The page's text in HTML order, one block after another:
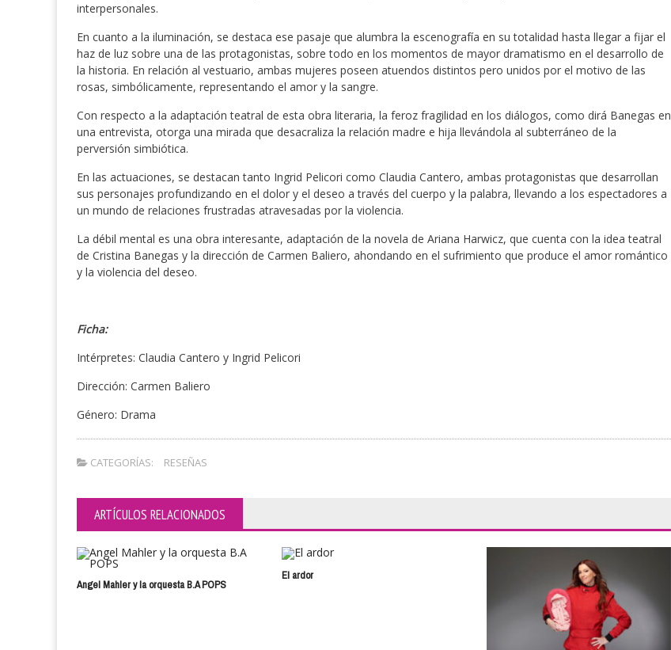
interpersonales.
En cuanto a la iluminación, se destaca ese pasaje que alumbra la escenografía en su totalidad hasta llegar a fijar el
haz de luz sobre una de las protagonistas, sobre todo en los momentos de mayor dramatismo en el desarrollo de
la historia. En relación al vestuario, ambas mujeres poseen atuendos distintos pero unidos por el motivo de las
rosas, simbólicamente, representando el amor y la sangre.
Con respecto a la adaptación teatral de esta obra literaria, la feroz fragilidad en los diálogos, como dirá Banegas en
una entrevista, otorga una mirada que desacraliza la relación madre e hija llevándola al subterráneo de la
perversión simbiótica.
En las actuaciones, se destacan tanto Ingrid Pelicori como Claudia Cantero, ambas protagonistas que desarrollan
sus personajes profundizando en el dolor y el deseo a través del cuerpo y la palabra, llevando a los espectadores a
un mundo de relaciones frustradas atravesadas por la violencia.
La débil mental es una obra interesante, adaptación de la novela de Ariana Harwicz, que cuenta con la idea teatral
de Cristina Banegas y la dirección de Carmen Baliero, ahondando en el sufrimiento que produce el amor romántico
y la violencia del deseo.
Ficha:
Intérpretes: Claudia Cantero y Ingrid Pelicori
Dirección: Carmen Baliero
Género: Drama
CATEGORÍAS: RESEÑAS
ARTÍCULOS RELACIONADOS
Angel Mahler y la orquesta B.A POPS
El ardor